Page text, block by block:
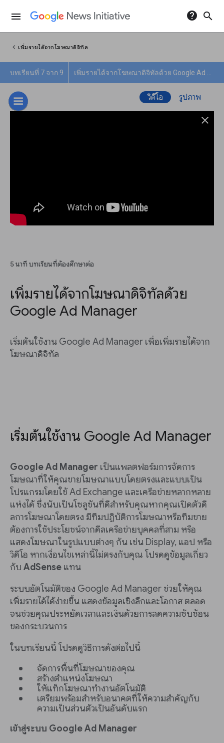
menu help search
chevron_left เพิ่มรายได้จากโฆษณาดิจิทัล
บทเรียนที่ 7 จาก 9
วิดีโอ รูปภาพ
close
5 นาที บทเรียนที่ต้องศึกษาต่อ
เพิ่มรายได้จากโฆษณาดิจิทัลด้วย
Google Ad Manager
เริ่มต้นใช้งาน Google Ad Manager เพื่อเพิ่มรายได้จาก
โฆษณาดิจิทัล
เริ่มต้นใช้งาน Google Ad Manager
Google Ad Manager เป็นแพลตฟอร์มการจัดการ
โฆษณาที่ให้คุณขายโฆษณาแบบโดยตรงและแบบเป็น
โปรแกรมโดยใช้ Ad Exchange และเครือข่ายหลากหลาย
แห่งได้ ซึ่งนับเป็นโซลูชันที่ดีสำหรับคุณหากคุณเปิดตัวดี
ลการโฆษณาโดยตรง มีทีมปฏิบัติการโฆษณาหรือทีมขาย
ต้องการใช้ประโยชน์จากดีลเครือข่ายบุคคลที่สาม หรือ
แสดงโฆษณาในรูปแบบต่างๆ กัน เช่น Display, แอป หรือ
วิดีโอ หากเงื่อนไขเหล่านี้ไม่ตรงกับคุณ โปรดดูข้อมูลเกี่ยว
กับ AdSense แทน
ระบบอัตโนมัติของ Google Ad Manager ช่วยให้คุณ
เพิ่มรายได้ได้ง่ายขึ้น แสดงข้อมูลเชิงลึกและโอกาส ตลอด
จนช่วยคุณประหยัดเวลาและเงินด้วยการลดความซับซ้อน
ของกระบวนการ
ในบทเรียนนี้ โปรดดูวิธีการดังต่อไปนี้
จัดการพื้นที่โฆษณาของคุณ
สร้างตำแหน่งโฆษณา
ให้แท็กโฆษณาทำงานอัตโนมัติ
เตรียมพร้อมสำหรับอนาคตที่ให้ความสำคัญกับ
ความเป็นส่วนตัวเป็นอันดับแรก
เข้าสู่ระบบ Google Ad Manager